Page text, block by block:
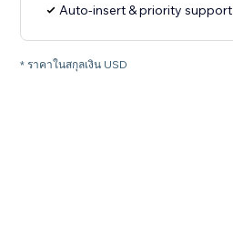
Auto-insert & priority support
* ราคาในสกุลเงิน USD